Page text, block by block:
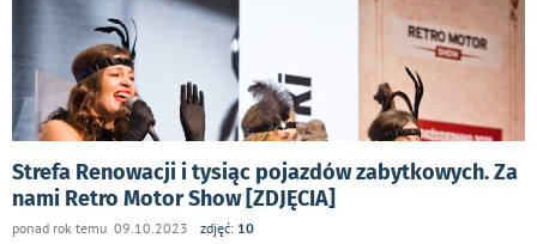
Strefa Renowacji i tysiąc pojazdów zabytkowych. Za
nami Retro Motor Show [ZDJĘCIA]
ponad rok temu 09.10.2023 zdjęć: 10